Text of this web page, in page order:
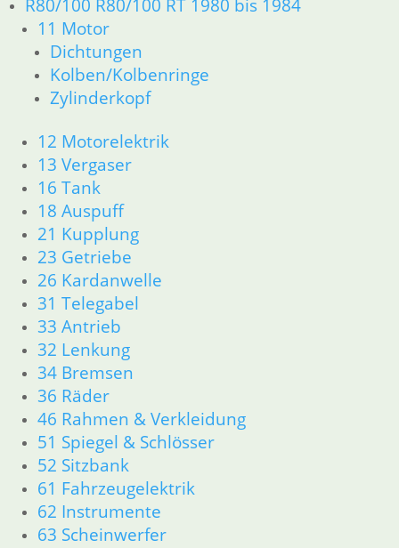
R80/100 R80/100 RT 1980 bis 1984
11 Motor
Dichtungen
Kolben/Kolbenringe
Zylinderkopf
12 Motorelektrik
13 Vergaser
16 Tank
18 Auspuff
21 Kupplung
23 Getriebe
26 Kardanwelle
31 Telegabel
33 Antrieb
32 Lenkung
34 Bremsen
36 Räder
46 Rahmen & Verkleidung
51 Spiegel & Schlösser
52 Sitzbank
61 Fahrzeugelektrik
62 Instrumente
63 Scheinwerfer
36 Räder
46 Rahmen & Verkleidung
51 Spiegel & Schlösser
61 Fahrzeugelektrik
62 Instrumente
63 Scheinwerfer
11 Motor
Dichtungen
Kolben/Kolbenringe
Zylinderkopf
12 Motorelektrik
13 Vergaser
16 Tank
18 Auspuff
21 Kupplung
23 Getriebe
26 Kardanwelle
31 Telegabel
32 Lenkung
33 Antrieb
34 Bremsen
36 Räder
46 Rahmen & Verkleidung
51 Spiegel & Schlösser
52 Sitzbank
61 Fahrzeugelektrik